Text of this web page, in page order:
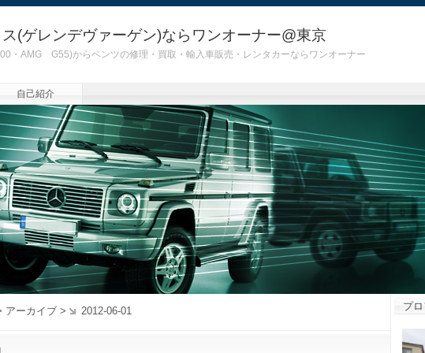
(ゲレンデヴァーゲン)ならワンオーナー@東京
・AMG G55)からベンツの修理・買取・輸入車販売・レンタカーならワンオーナー
自己紹介
アーカイブ > 2012-06-01 プ